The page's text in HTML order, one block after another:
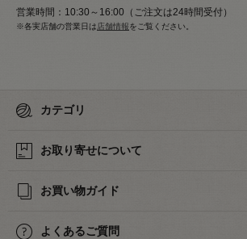
営業時間：10:30～16:00（ご注文は24時間受付）
※各実店舗の営業日は店舗情報をご覧ください。
カテゴリ
お取り寄せについて
お買い物ガイド
よくあるご質問